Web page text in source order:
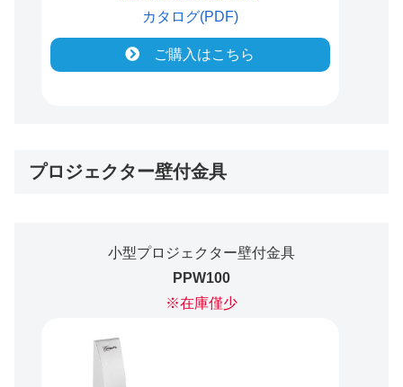
カタログ(PDF)
ご購入はこちら
プロジェクター壁付金具
小型プロジェクター壁付金具
PPW100
※在庫僅少